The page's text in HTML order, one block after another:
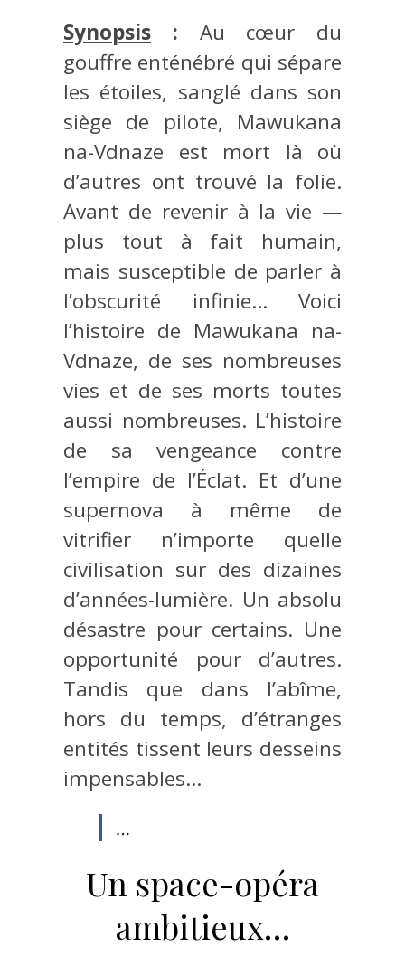
Synopsis : Au cœur du
gouffre enténébré qui sépare
les étoiles, sanglé dans son
siège de pilote, Mawukana
na-Vdnaze est mort là où
d’autres ont trouvé la folie.
Avant de revenir à la vie —
plus tout à fait humain,
mais susceptible de parler à
l’obscurité infinie… Voici
l’histoire de Mawukana na-
Vdnaze, de ses nombreuses
vies et de ses morts toutes
aussi nombreuses. L’histoire
de sa vengeance contre
l’empire de l’Éclat. Et d’une
supernova à même de
vitrifier n’importe quelle
civilisation sur des dizaines
d’années-lumière. Un absolu
désastre pour certains. Une
opportunité pour d’autres.
Tandis que dans l’abîme,
hors du temps, d’étranges
entités tissent leurs desseins
impensables…
…
Un space-opéra
ambitieux…